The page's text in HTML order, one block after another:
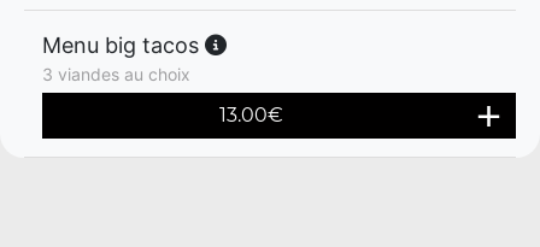
Menu big tacos
3 viandes au choix
13.00€